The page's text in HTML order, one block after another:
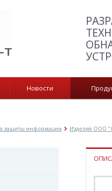
Новости
защиты информации Изделия ООО